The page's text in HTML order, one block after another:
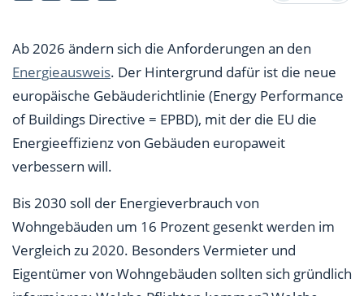
Energieausweis: Welche Arten gibt es?
Was müssen Vermieter ab 2026 beim Thema
Energieausweis berücksichtigen?
Welche Vorteile bietet die neue Regelung?
Fazit: Ab 2026 wird der Energieausweis
vereinheitlicht
Ab 2026 ändern sich die Anforderungen an den
Energieausweis. Der Hintergrund dafür ist die neue
europäische Gebäuderichtlinie (Energy Performance
of Buildings Directive = EPBD), mit der die EU die
Energieeffizienz von Gebäuden europaweit
verbessern will.
Bis 2030 soll der Energieverbrauch von
Wohngebäuden um 16 Prozent gesenkt werden im
Vergleich zu 2020. Besonders Vermieter und
Eigentümer von Wohngebäuden sollten sich gründlich